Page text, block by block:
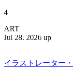
4
ART
Jul 28. 2026 up
イラストレーター